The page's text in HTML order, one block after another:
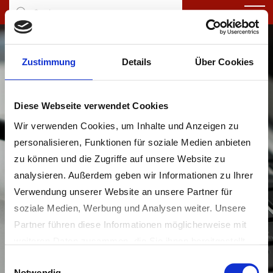
Zustimmung Details Über Cookies
Diese Webseite verwendet Cookies
Wir verwenden Cookies, um Inhalte und Anzeigen zu
personalisieren, Funktionen für soziale Medien anbieten
zu können und die Zugriffe auf unsere Website zu
analysieren. Außerdem geben wir Informationen zu Ihrer
Verwendung unserer Website an unsere Partner für
soziale Medien, Werbung und Analysen weiter. Unsere
Partner führen diese Informationen möglicherweise mit
Seite durchsuchen